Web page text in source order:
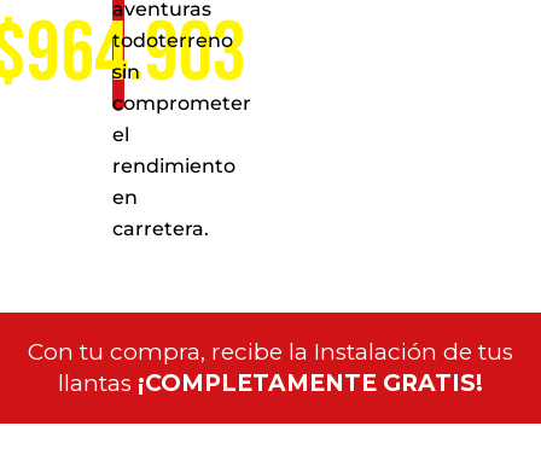
aventuras
todoterreno
sin
comprometer
el
rendimiento
en
carretera.
Con tu compra, recibe la Instalación de tus
llantas ¡COMPLETAMENTE GRATIS!